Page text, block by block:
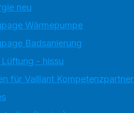
neu
Wärmepumpe
Badsanierung
Lüftung - hissu
für Vaillant Kompetenzpartner